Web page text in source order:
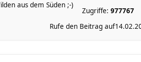
aus dem Süden ;-)
Zugriffe: 977767
Rufe den Beitrag auf